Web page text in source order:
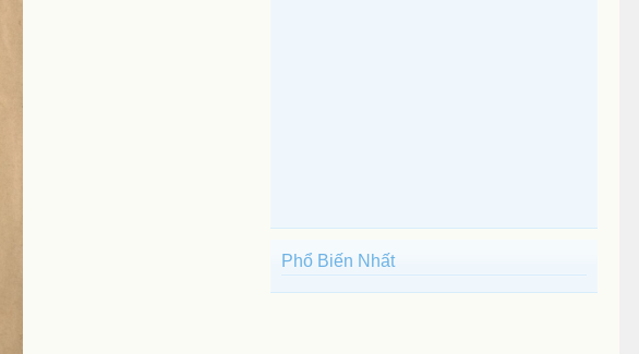
Phổ Biến Nhất